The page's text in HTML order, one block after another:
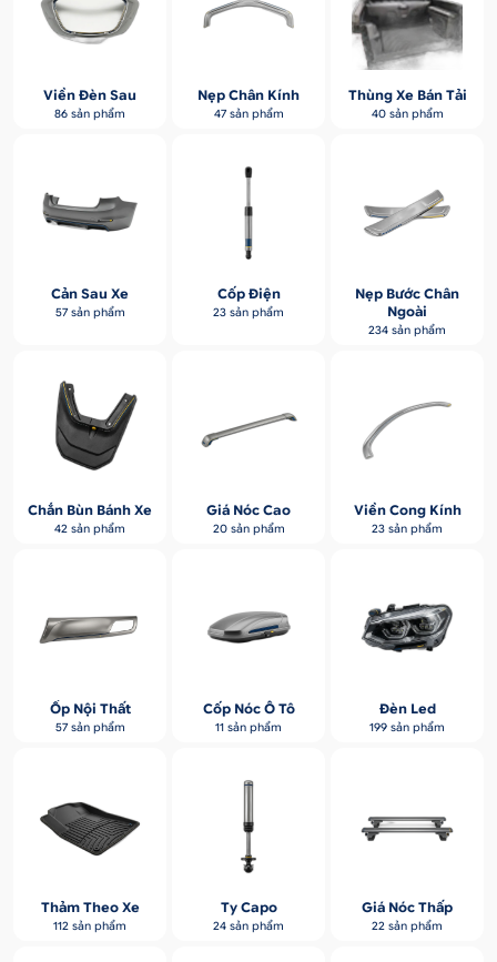
Viền Đèn Sau
86 sản phẩm
Nẹp Chân Kính
47 sản phẩm
Thùng Xe Bán Tải
40 sản phẩm
Cản Sau Xe
57 sản phẩm
Cốp Điện
23 sản phẩm
Nẹp Bước Chân
Ngoài
234 sản phẩm
Chắn Bùn Bánh Xe
42 sản phẩm
Giá Nóc Cao
20 sản phẩm
Viền Cong Kính
23 sản phẩm
Ốp Nội Thất
57 sản phẩm
Cốp Nóc Ô Tô
11 sản phẩm
Đèn Led
199 sản phẩm
Thảm Theo Xe
112 sản phẩm
Ty Capo
24 sản phẩm
Giá Nóc Thấp
22 sản phẩm